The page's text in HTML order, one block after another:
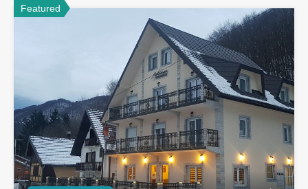
Featured